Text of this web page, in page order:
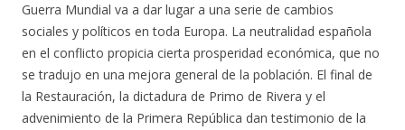
Guerra Mundial va a dar lugar a una serie de cambios
sociales y políticos en toda Europa. La neutralidad española
en el conflicto propicia cierta prosperidad económica, que no
se tradujo en una mejora general de la población. El final de
la Restauración, la dictadura de Primo de Rivera y el
advenimiento de la Primera República dan testimonio de la